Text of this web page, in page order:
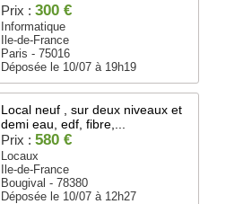
Prix : 300 €
Informatique
Ile-de-France
Paris - 75016
Déposée le 10/07 à 19h19
Local neuf , sur deux niveaux et
demi eau, edf, fibre,...
Prix : 580 €
Locaux
Ile-de-France
Bougival - 78380
Déposée le 10/07 à 12h27